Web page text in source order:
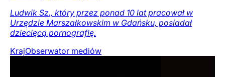
Ludwik Sz., który przez ponad 10 lat pracował w
Urzędzie Marszałkowskim w Gdańsku, posiadał
dziecięcą pornografię.
KrajObserwator mediów